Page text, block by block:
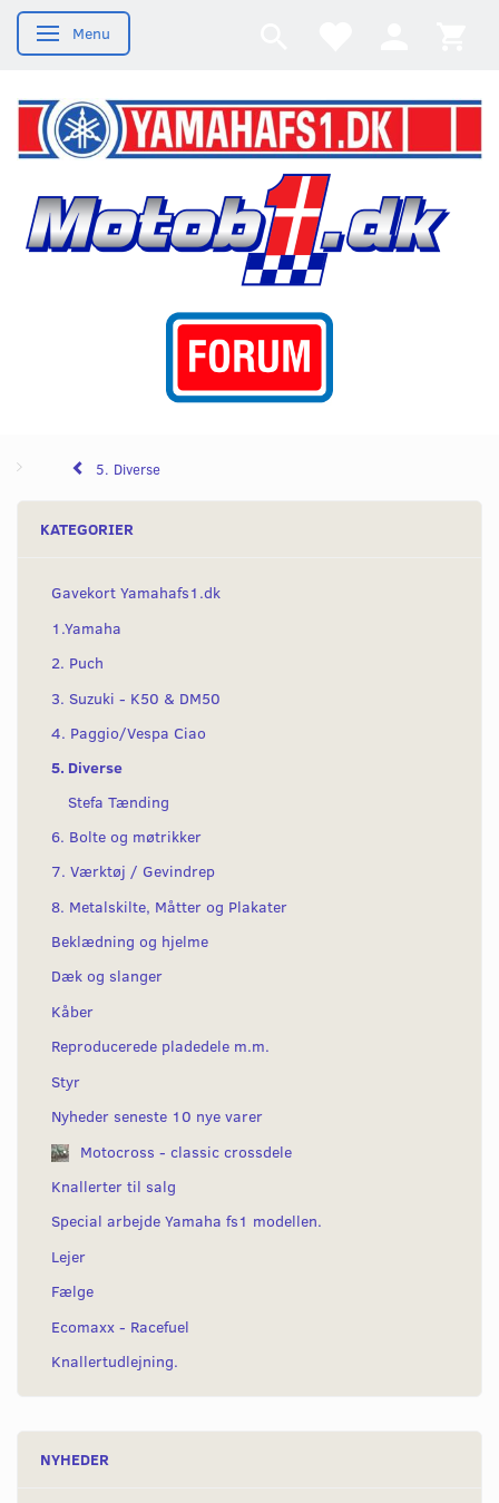
Skifte navigation
Menu
5. Diverse
KATEGORIER
Gavekort Yamahafs1.dk
1.Yamaha
2. Puch
3. Suzuki - K50 & DM50
4. Paggio/Vespa Ciao
5. Diverse
Stefa Tænding
6. Bolte og møtrikker
7. Værktøj / Gevindrep
8. Metalskilte, Måtter og Plakater
Beklædning og hjelme
Dæk og slanger
Kåber
Reproducerede pladedele m.m.
Styr
Nyheder seneste 10 nye varer
Motocross - classic crossdele
Knallerter til salg
Special arbejde Yamaha fs1 modellen.
Lejer
Fælge
Ecomaxx - Racefuel
Knallertudlejning.
NYHEDER